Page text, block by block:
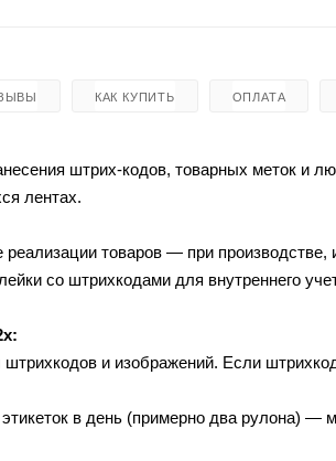
КАК КУПИТЬ ОПЛАТА
штрих-кодов, товарных меток и
лентах.
товаров — при
со штрихкодами для внутреннего
и изображений. Если
в день (примерно два рулона) —